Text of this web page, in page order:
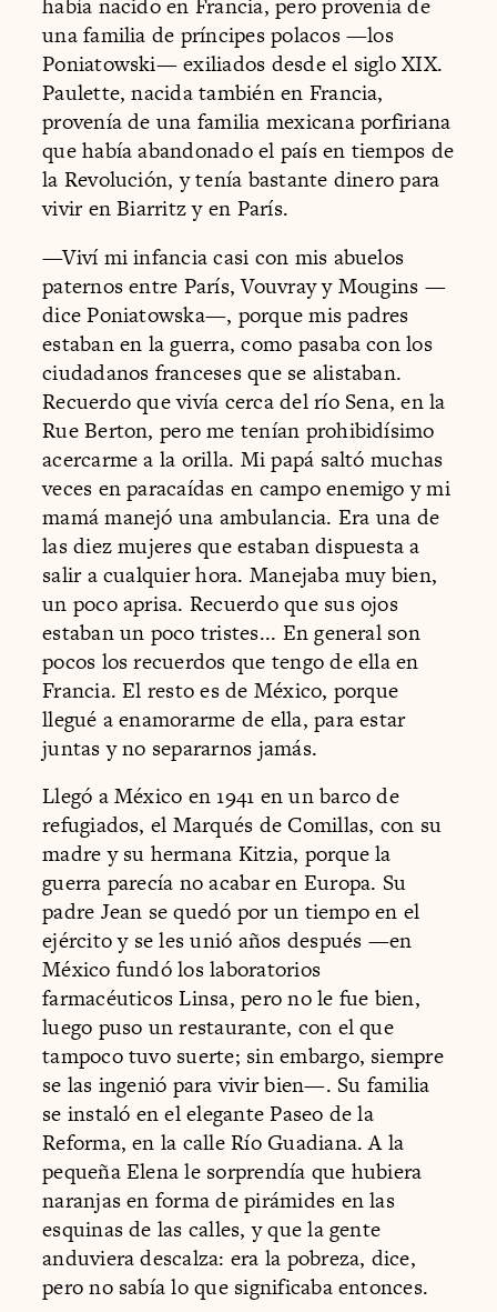
había nacido en Francia, pero provenía de
una familia de príncipes polacos —los
Poniatowski— exiliados desde el siglo XIX.
Paulette, nacida también en Francia,
provenía de una familia mexicana porfiriana
que había abandonado el país en tiempos de
la Revolución, y tenía bastante dinero para
vivir en Biarritz y en París.
—Viví mi infancia casi con mis abuelos
paternos entre París, Vouvray y Mougins —
dice Poniatowska—, porque mis padres
estaban en la guerra, como pasaba con los
ciudadanos franceses que se alistaban.
Recuerdo que vivía cerca del río Sena, en la
Rue Berton, pero me tenían prohibidísimo
acercarme a la orilla. Mi papá saltó muchas
veces en paracaídas en campo enemigo y mi
mamá manejó una ambulancia. Era una de
las diez mujeres que estaban dispuesta a
salir a cualquier hora. Manejaba muy bien,
un poco aprisa. Recuerdo que sus ojos
estaban un poco tristes... En general son
pocos los recuerdos que tengo de ella en
Francia. El resto es de México, porque
llegué a enamorarme de ella, para estar
juntas y no separarnos jamás.
Llegó a México en 1941 en un barco de
refugiados, el Marqués de Comillas, con su
madre y su hermana Kitzia, porque la
guerra parecía no acabar en Europa. Su
padre Jean se quedó por un tiempo en el
ejército y se les unió años después —en
México fundó los laboratorios
farmacéuticos Linsa, pero no le fue bien,
luego puso un restaurante, con el que
tampoco tuvo suerte; sin embargo, siempre
se las ingenió para vivir bien—. Su familia
se instaló en el elegante Paseo de la
Reforma, en la calle Río Guadiana. A la
pequeña Elena le sorprendía que hubiera
naranjas en forma de pirámides en las
esquinas de las calles, y que la gente
anduviera descalza: era la pobreza, dice,
pero no sabía lo que significaba entonces.